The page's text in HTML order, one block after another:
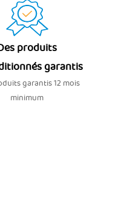
produits
garantis
garantis 12 mois
minimum